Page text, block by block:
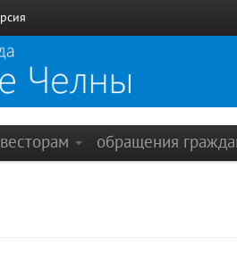
обращения